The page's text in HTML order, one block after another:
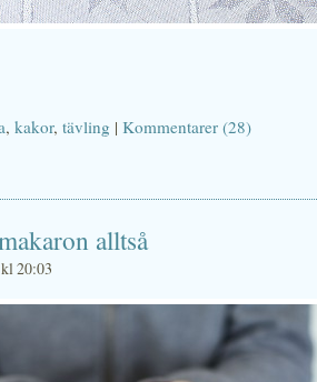
, kakor, tävling | Kommentarer (28)
alltså
20:03